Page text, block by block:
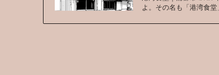
よ。その名も「港湾食